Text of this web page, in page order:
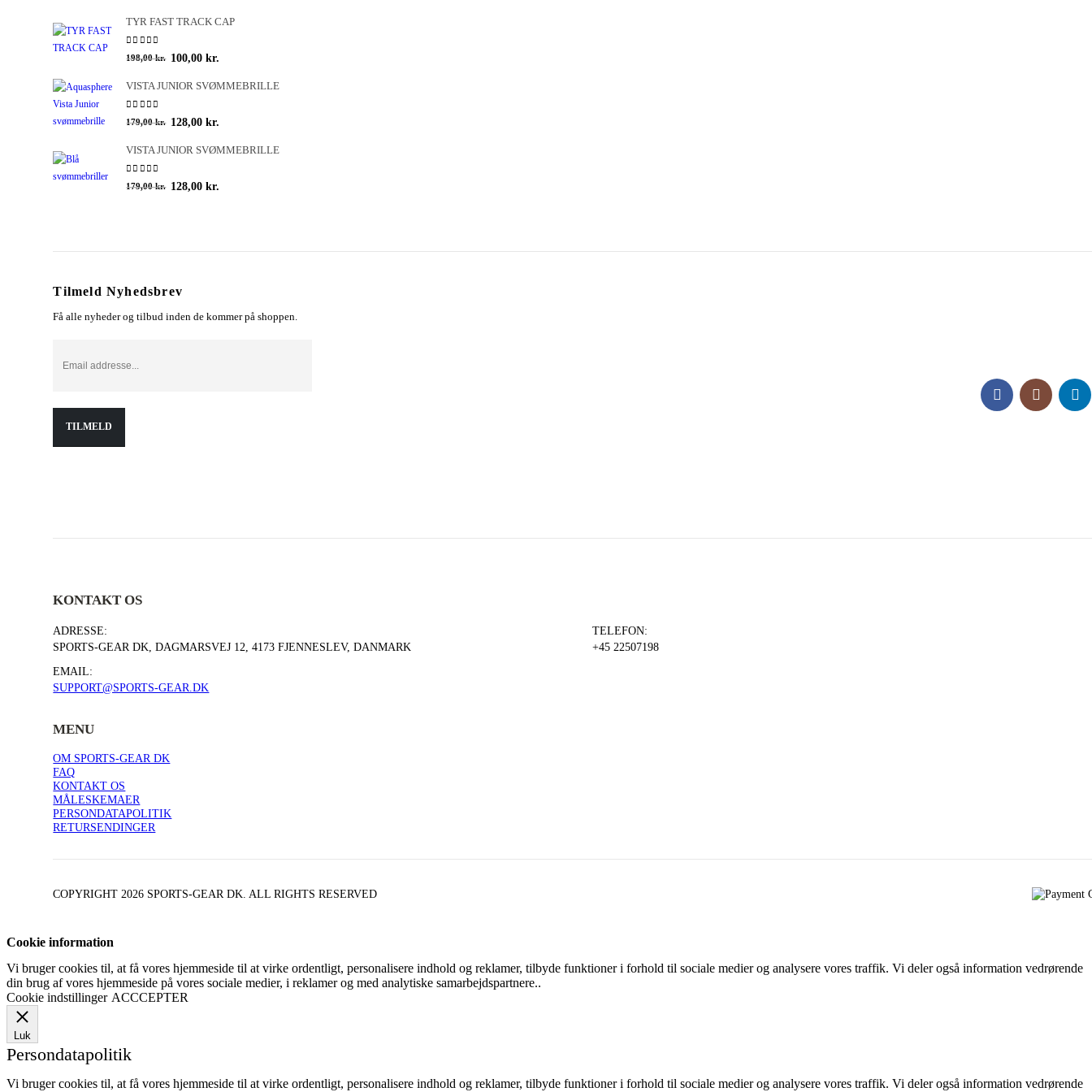
TYR FAST TRACK CAP
0out of 5
198,00kr. Den
pris
198,00 kr..
100,00kr.
pris
VISTA JUNIOR SVØMMEBRILLE
0out of 5
179,00kr. Den
pris
179,00 kr..
128,00kr.
pris
VISTA JUNIOR SVØMMEBRILLE
0out of 5
179,00kr. Den
179,00 kr..
128,00kr.
128,00 kr..
Tilmeld Nyhedsbrev
Få alle nyheder og tilbud inden de kommer på shoppen.
KONTAKT OS
ADRESSE:
SPORTS-GEAR DK, DAGMARSVEJ 12, 4173 FJENNESLEV, DANMARK
TELEFON:
+45 22507198
EMAIL:
SUPPORT@SPORTS-GEAR.DK
MENU
OM SPORTS-GEAR DK
FAQ
KONTAKT OS
MÅLESKEMAER
PERSONDATAPOLITIK
RETURSENDINGER
COPYRIGHT 2026 SPORTS-GEAR DK. ALL RIGHTS RESERVED
Cookie information
Vi bruger cookies til, at få vores hjemmeside til at virke ordentligt, personalisere indhold og reklamer, tilbyde funktioner i forhold til sociale medier og analysere vores traffik. Vi deler også information vedrørende
din brug af vores hjemmeside på vores sociale medier, i reklamer og med analytiske samarbejdspartnere..
Cookie indstillinger ACCCEPTER
Luk
Persondatapolitik
Vi bruger cookies til, at få vores hjemmeside til at virke ordentligt, personalisere indhold og reklamer, tilbyde funktioner i forhold til sociale medier og analysere vores traffik. Vi deler også information vedrørende